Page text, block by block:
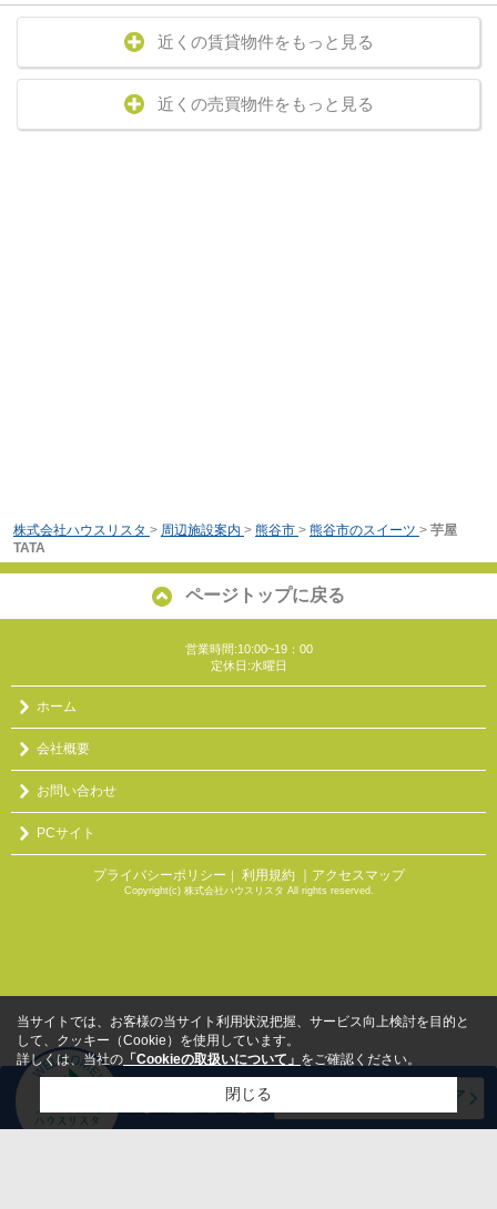
近くの賃貸物件をもっと見る
近くの売買物件をもっと見る
株式会社ハウスリスタ > 周辺施設案内 > 熊谷市 > 熊谷市のスイーツ > 芋屋
TATA
ページトップに戻る
営業時間:10:00~19：00
定休日:水曜日
ホーム
会社概要
お問い合わせ
PCサイト
プライバシーポリシー ｜ 利用規約 ｜アクセスマップ
Copyright(c) 株式会社ハウスリスタ All rights reserved.
当サイトでは、お客様の当サイト利用状況把握、サービス向上検討を目的と
して、クッキー（Cookie）を使用しています。
詳しくは、当社の 「Cookieの取扱いについて」 をご確認ください。
閉じる